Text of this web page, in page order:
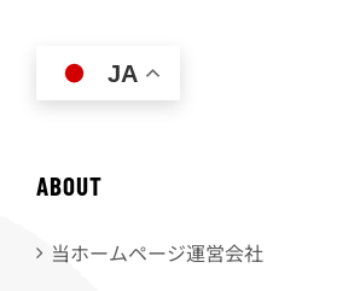
JA
ABOUT
当ホームページ運営会社